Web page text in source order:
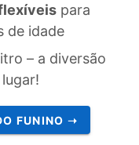
para
de idade
– a diversão
FUNINO ➝